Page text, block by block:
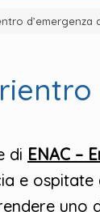
di ENAC –
e ospitate
uno